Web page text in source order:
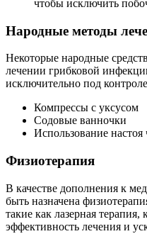
чтобы исключить
Народные методы
Некоторые народные
лечении грибковой
исключительно под
Компрессы с уксусом
Содовые ванночки
Использование настоя
Физиотерапия
В качестве дополнения к
быть назначена
такие как лазерная
эффективность лечения и